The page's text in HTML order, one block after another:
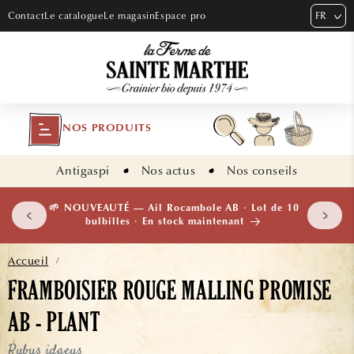
ET PASSER
ContactLe catalogueLe magasinEspace pro FR
NOS PRODUITS
Antigaspi Nos actus Nos conseils
🌱 NOUVEAUTÉ — Ail Rocambole AB · Lot de 10
bulbilles · En stock maintenant
Accueil /
FRAMBOISIER ROUGE MALLING PROMISE
AB - PLANT